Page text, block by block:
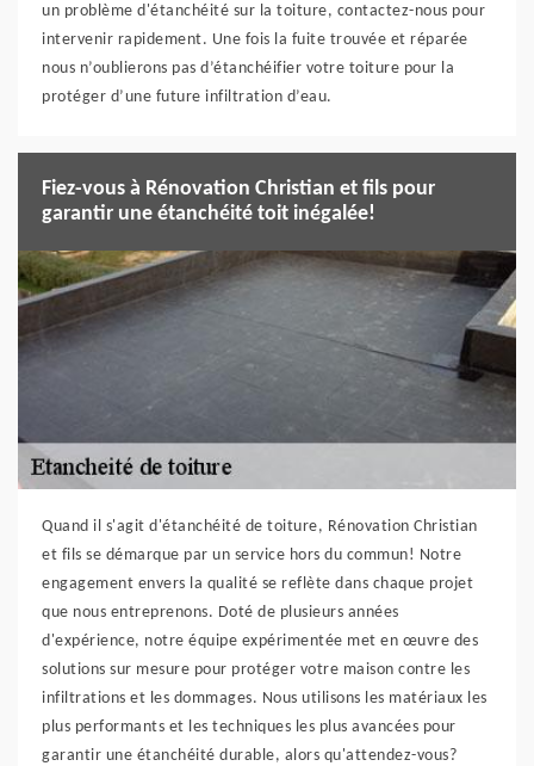
un problème d'étanchéité sur la toiture, contactez-nous pour
intervenir rapidement. Une fois la fuite trouvée et réparée
nous n’oublierons pas d’étanchéifier votre toiture pour la
protéger d’une future infiltration d’eau.
Fiez-vous à Rénovation Christian et fils pour
garantir une étanchéité toit inégalée!
Quand il s'agit d'étanchéité de toiture, Rénovation Christian
et fils se démarque par un service hors du commun! Notre
engagement envers la qualité se reflète dans chaque projet
que nous entreprenons. Doté de plusieurs années
d'expérience, notre équipe expérimentée met en œuvre des
solutions sur mesure pour protéger votre maison contre les
infiltrations et les dommages. Nous utilisons les matériaux les
plus performants et les techniques les plus avancées pour
garantir une étanchéité durable, alors qu'attendez-vous?